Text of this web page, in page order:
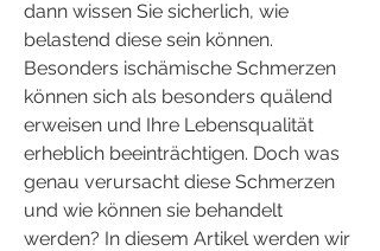
dann wissen Sie sicherlich, wie
belastend diese sein können.
Besonders ischämische Schmerzen
können sich als besonders quälend
erweisen und Ihre Lebensqualität
erheblich beeinträchtigen. Doch was
genau verursacht diese Schmerzen
und wie können sie behandelt
werden? In diesem Artikel werden wir